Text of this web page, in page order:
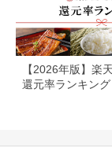
【2026年版】楽
還元率ランキング